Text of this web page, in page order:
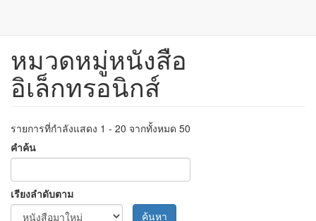
ข้าม
เนื้อหา
หมวดหมู่หนังสือ
อิเล็กทรอนิกส์
รายการที่กำลังแสดง 1 - 20 จากทั้งหมด 50
คำค้น
เรียงลำดับตาม
ค้นหา